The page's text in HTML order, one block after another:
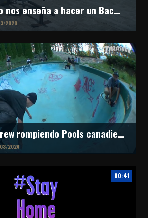
Jay Cianciarulo nos enseña a hacer un Backside Feeble Grind
2020
La Wrecking Crew rompiendo Pools canadienses
03/2020
00:41